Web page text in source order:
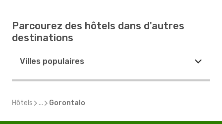
Parcourez des hôtels dans d'autres
destinations
Villes populaires
Hôtels ... Gorontalo